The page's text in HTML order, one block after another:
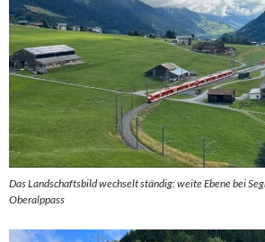
Das Landschaftsbild wechselt ständig: weite Ebene bei
Oberalppass